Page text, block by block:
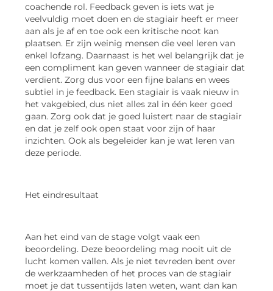
coachende rol. Feedback geven is iets wat je
veelvuldig moet doen en de stagiair heeft er meer
aan als je af en toe ook een kritische noot kan
plaatsen. Er zijn weinig mensen die veel leren van
enkel lofzang. Daarnaast is het wel belangrijk dat je
een compliment kan geven wanneer de stagiair dat
verdient. Zorg dus voor een fijne balans en wees
subtiel in je feedback. Een stagiair is vaak nieuw in
het vakgebied, dus niet alles zal in één keer goed
gaan. Zorg ook dat je goed luistert naar de stagiair
en dat je zelf ook open staat voor zijn of haar
inzichten. Ook als begeleider kan je wat leren van
deze periode.
Het eindresultaat
Aan het eind van de stage volgt vaak een
beoordeling. Deze beoordeling mag nooit uit de
lucht komen vallen. Als je niet tevreden bent over
de werkzaamheden of het proces van de stagiair
moet je dat tussentijds laten weten, want dan kan